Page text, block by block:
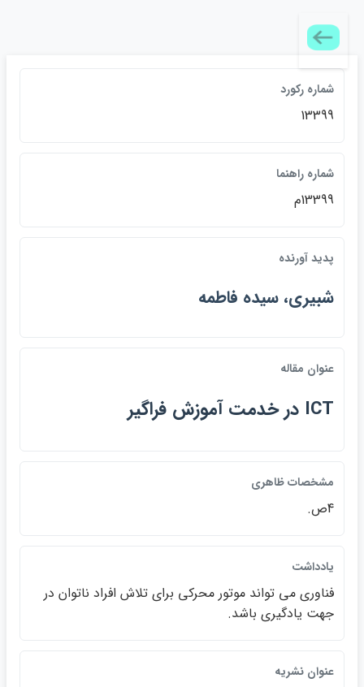
شماره رکورد
13399
شماره راهنما
13399م
پديد آورنده
شبيري، سيده فاطمه
عنوان مقاله
ICT در خدمت آموزش فراگير
مشخصات ظاهري
4ص.
يادداشت
فناوري مي تواند موتور محركي براي تلاش افراد ناتوان در
جهت يادگيري باشد.
عنوان نشريه